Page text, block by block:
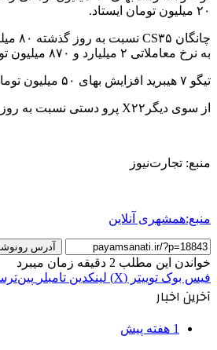
۲۰ میلیون تومان ایستاد.
به نرخ معاملاتی ۲ میلیارد و ۸۷۰ میلیون تومان رسید.
تیگو ۷ هیبرید افزایش بهای ۵۰ میلیون تومانی را پشت سر گذاشت تا با نرخ معاملاتی سه میلیارد و ۹۵۰ میلیون تومان در پلتفرم‌های آنلاین خرید و فروش خودرو آگهی شود.
از سوی دیگرX۲۲ پرو دستی نسبت به روز گذشته ۲۰ میلیون تومان ارزان شد تا با نرخ یک میلیارد و ۷۲۰ میلیون تومان در بنگاه‌های معاملاتی عرضه شود.
منبع: تجارت‌نیوز
منبع:همشهری آنلاین
آدرس
خواندن این مطلب 2 دقیقه زمان میبرد
فیس بوک توییتر (X) لینکدین ‫تامبلر
آخرین اخبار
1 هفته پیش